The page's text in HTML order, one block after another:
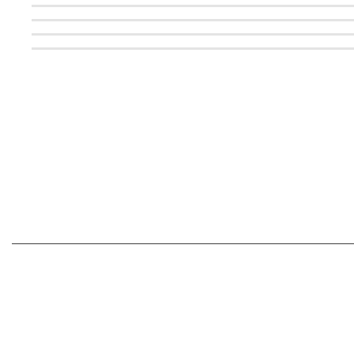
جیمبو با درک این نیازها، خدماتی ارائه می‌دهد که برای کاربران ایرانی ایده‌آل